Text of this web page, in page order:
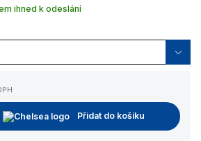
ihned k odeslání
Přidat do košíku